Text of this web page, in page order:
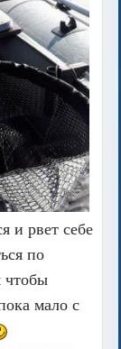
и рвет себе
по
чтобы
мало с